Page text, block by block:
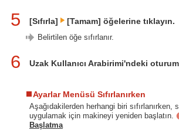
5 [Sıfırla] [Tamam] öğelerine tıklayın.
Belirtilen öğe sıfırlanır.
6 Uzak Kullanıcı Arabirimi'ndeki
Ayarlar Menüsü Sıfırlanırken
Aşağıdakilerden herhangi biri sıfırlanırken,
uygulamak için makineyi yeniden başlatın.
Başlatma